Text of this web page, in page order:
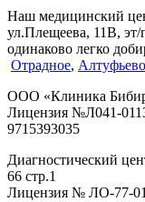
Наш медицинский
ул.Плещеева, 11В,
одинаково легко
Отрадное, Алтуфьево
ООО «Клиника
Лицензия №Л041-
9715393035
Диагностический
66 стр.1
Лицензия № ЛО-77-